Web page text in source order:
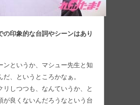
印象的な台詞やシーンはあり
ンというか、マシュー先生と知
だ、というところかなぁ。
リしつつも、なんていうか、と
が良くないんだろうなという台